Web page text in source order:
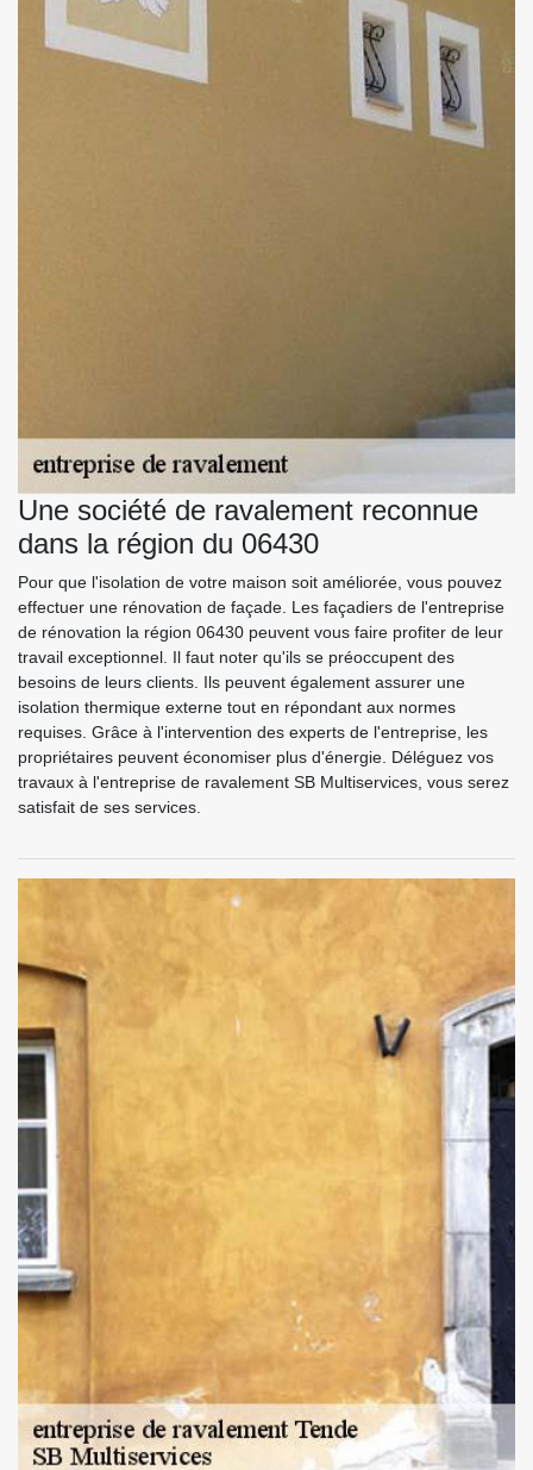
Une société de ravalement reconnue
dans la région du 06430
Pour que l'isolation de votre maison soit améliorée, vous pouvez
effectuer une rénovation de façade. Les façadiers de l'entreprise
de rénovation la région 06430 peuvent vous faire profiter de leur
travail exceptionnel. Il faut noter qu'ils se préoccupent des
besoins de leurs clients. Ils peuvent également assurer une
isolation thermique externe tout en répondant aux normes
requises. Grâce à l'intervention des experts de l'entreprise, les
propriétaires peuvent économiser plus d'énergie. Déléguez vos
travaux à l'entreprise de ravalement SB Multiservices, vous serez
satisfait de ses services.